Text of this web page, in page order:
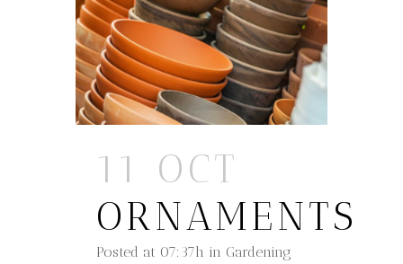
11 OCT
ORNAMENTS
Posted at 07:37h in Gardening